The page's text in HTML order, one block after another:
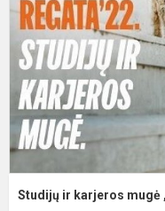
Studijų ir karjeros mugė